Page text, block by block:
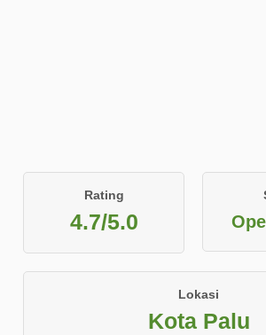
Rating
4.7/5.0
Lokasi
Kota Palu